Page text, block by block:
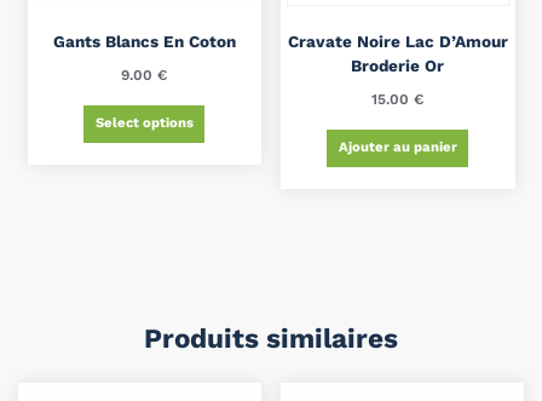
Gants Blancs En Coton
9.00€
Select options
Cravate Noire Lac D’Amour
Broderie Or
15.00€
Ajouter au panier
Produits similaires